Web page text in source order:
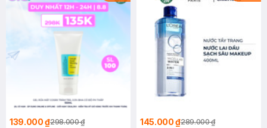
139.000 ₫298.000 ₫ 145.000 ₫289.000 ₫